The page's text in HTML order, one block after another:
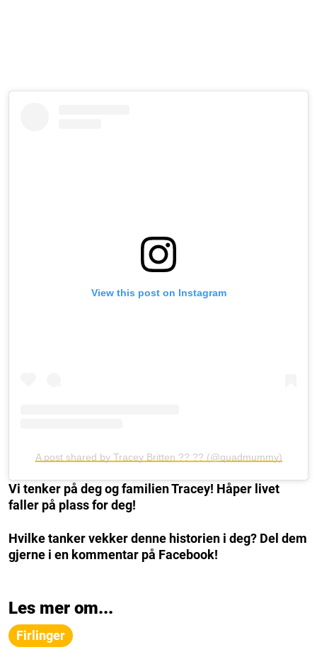
View this post on Instagram
A post shared by Tracey Britten ?? ?? (@quadmummy)
Vi tenker på deg og familien Tracey! Håper livet
faller på plass for deg!
Hvilke tanker vekker denne historien i deg? Del dem
gjerne i en kommentar på Facebook!
Les mer om...
Firlinger